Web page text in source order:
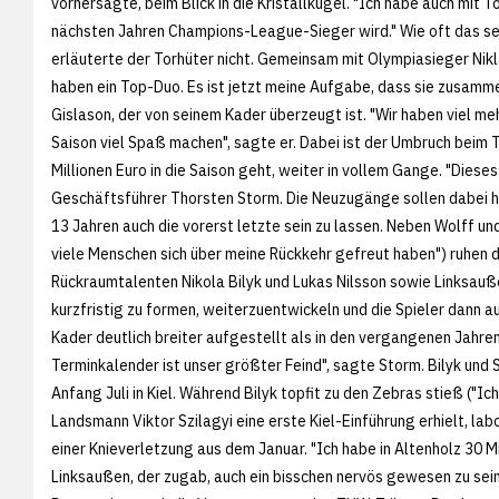
nächsten Jahren Champions-League-Sieger wird." Wie oft das
erläuterte der Torhüter nicht. Gemeinsam mit Olympiasieger
haben ein Top-Duo. Es ist jetzt meine Aufgabe, dass sie
Gislason, der von seinem Kader überzeugt ist. "Wir haben viel
Saison viel Spaß machen", sagte er. Dabei ist der Umbruch
Millionen Euro in die Saison geht, weiter in vollem Gange.
Geschäftsführer Thorsten Storm. Die Neuzugänge sollen
13 Jahren auch die vorerst letzte sein zu lassen. Neben Wolff
viele Menschen sich über meine Rückkehr gefreut haben")
Rückraumtalenten Nikola Bilyk und Lukas Nilsson sowie
kurzfristig zu formen, weiterzuentwickeln und die Spieler dann
Kader deutlich breiter aufgestellt als in den vergangenen
Terminkalender ist unser größter Feind", sagte Storm. Bilyk
Anfang Juli in Kiel. Während Bilyk topfit zu den Zebras stieß
Landsmann Viktor Szilagyi eine erste Kiel-Einführung erhielt,
einer Knieverletzung aus dem Januar. "Ich habe in Altenholz 30
Linksaußen, der zugab, auch ein bisschen nervös gewesen zu